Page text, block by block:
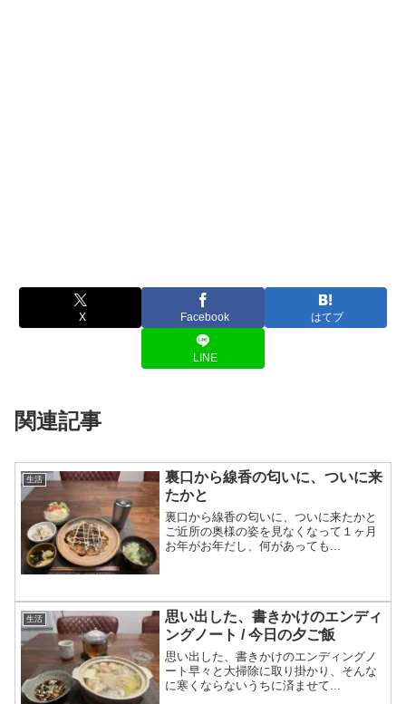
X Facebook はてブ
LINE
関連記事
生活
裏口から線香の匂いに、ついに来
たかと
裏口から線香の匂いに、ついに来たかと
ご近所の奥様の姿を見なくなって１ヶ月
お年がお年だし、何があっても...
生活
思い出した、書きかけのエンディ
ングノート / 今日の夕ご飯
思い出した、書きかけのエンディングノ
ート早々と大掃除に取り掛かり、そんな
に寒くならないうちに済ませて...